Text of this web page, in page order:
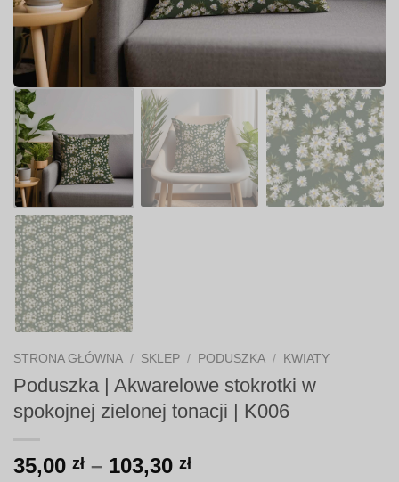
STRONA GŁÓWNA / SKLEP / PODUSZKA / KWIATY
Poduszka | Akwarelowe stokrotki w
spokojnej zielonej tonacji | K006
35,00 zł – 103,30 złZakres